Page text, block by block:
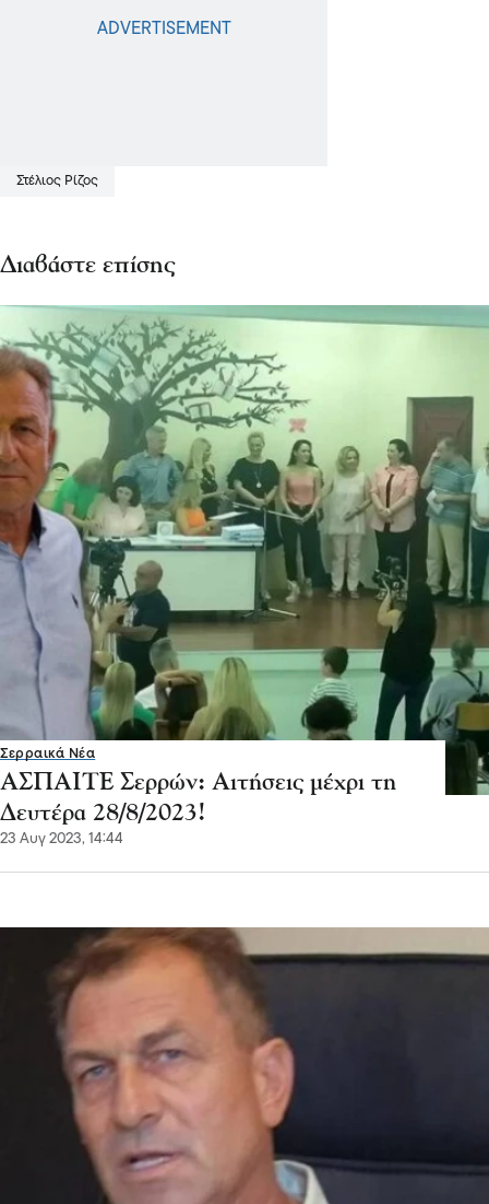
Στέλιος Ρίζος
Διαβάστε επίσης
Σερραικά Νέα
ΑΣΠΑΙΤΕ Σερρών: Αιτήσεις μέχρι τη
Δευτέρα 28/8/2023!
23 Αυγ 2023, 14:44